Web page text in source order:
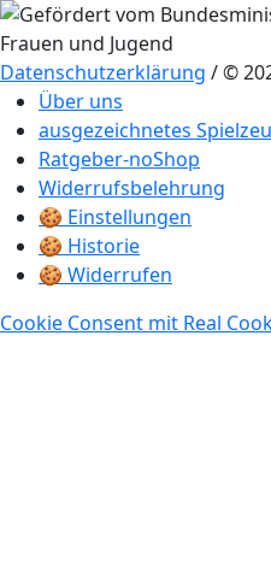
Datenschutzerklärung / ©
Über uns
ausgezeichnetes
Ratgeber-noShop
Widerrufsbelehrung
🍪 Einstellungen
🍪 Historie
🍪 Widerrufen
Cookie Consent mit Real